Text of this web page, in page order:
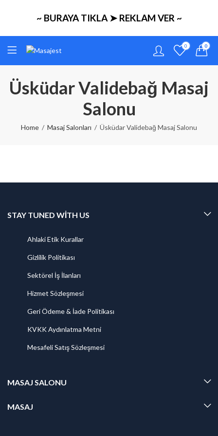
~ BURAYA TIKLA ➤ REKLAM VER ~
0 0
Üsküdar Validebağ Masaj
Salonu
Home Masaj Salonları Üsküdar Validebağ Masaj Salonu
STAY TUNED WITH US
Ahlaki Etik Kurallar
Gizlilik Politikası
Sektörel İş İlanları
Hizmet Sözleşmesi
Geri Ödeme & İade Politikası
KVKK Aydınlatma Metni
Mesafeli Satış Sözleşmesi
MASAJ SALONU
MASAJ